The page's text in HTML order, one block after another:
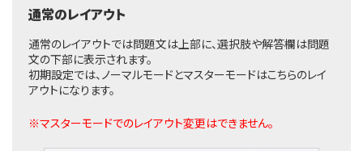
通常のレイアウト
通常のレイアウトでは問題文は上部に、選択肢や解答欄は問題
文の下部に表示されます。
初期設定では、ノーマルモードとマスターモードはこちらのレイ
アウトになります。
※マスターモードでのレイアウト変更はできません。